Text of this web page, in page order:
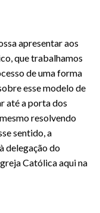
apresentar aos
que trabalhamos
de uma forma
esse modelo de
até a porta dos
resolvendo
sentido, a
delegação do
Católica aqui na